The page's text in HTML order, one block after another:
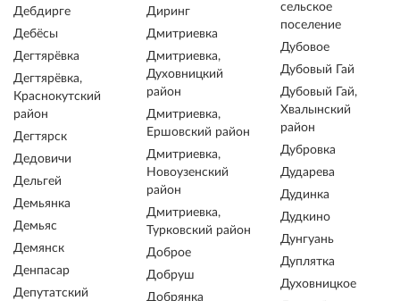
Дебдирге
Дебёсы
Дегтярёвка
Дегтярёвка,
Краснокутский
район
Дегтярск
Дедовичи
Дельгей
Демьянка
Демьяс
Демянск
Денпасар
Депутатский
Диринг
Дмитриевка
Дмитриевка,
Духовницкий
район
Дмитриевка,
Ершовский район
Дмитриевка,
Новоузенский
район
Дмитриевка,
Турковский район
Доброе
Добруш
Добрянка
сельское
поселение
Дубовое
Дубовый Гай
Дубовый Гай,
Хвалынский
район
Дубровка
Дударева
Дудинка
Дудкино
Дунгуань
Дуплятка
Духовницкое